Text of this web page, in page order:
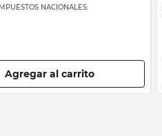
NACIONALES:
Agregar al carrito